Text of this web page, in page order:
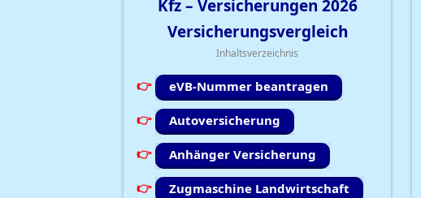
Kfz – Versicherungen 2026
Versicherungsvergleich
Inhaltsverzeichnis
eVB-Nummer beantragen
Autoversicherung
Anhänger Versicherung
Zugmaschine Landwirtschaft